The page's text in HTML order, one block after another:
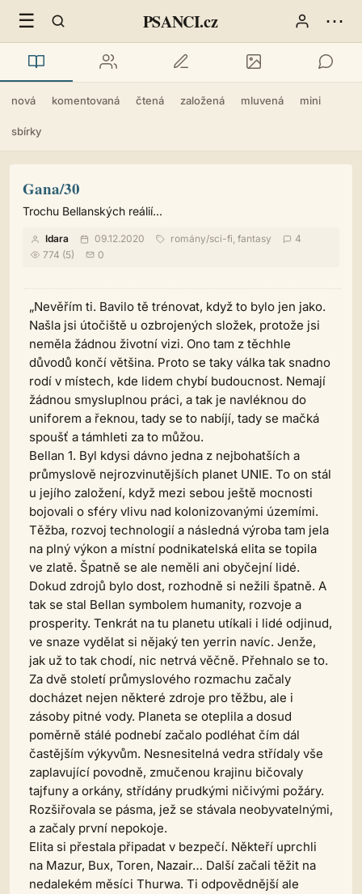
☰ PSANCI.cz ⋯
nová komentovaná čtená založená mluvená mini
sbírky
Gana/30
Trochu Bellanských reálií...
Idara 09.12.2020 romány/sci-fi, fantasy
4
774 (5)
0
„Nevěřím ti. Bavilo tě trénovat, když to bylo jen jako.
Našla jsi útočiště u ozbrojených složek, protože jsi
neměla žádnou životní vizi. Ono tam z těchhle
důvodů končí většina. Proto se taky válka tak snadno
rodí v místech, kde lidem chybí budoucnost. Nemají
žádnou smysluplnou práci, a tak je navléknou do
uniforem a řeknou, tady se to nabíjí, tady se mačká
spoušť a támhleti za to můžou.
Bellan 1. Byl kdysi dávno jedna z nejbohatších a
průmyslově nejrozvinutějších planet UNIE. To on stál
u jejího založení, když mezi sebou ještě mocnosti
bojovali o sféry vlivu nad kolonizovanými územími.
Těžba, rozvoj technologií a následná výroba tam jela
na plný výkon a místní podnikatelská elita se topila
ve zlatě. Špatně se ale neměli ani obyčejní lidé.
Dokud zdrojů bylo dost, rozhodně si nežili špatně. A
tak se stal Bellan symbolem humanity, rozvoje a
prosperity. Tenkrát na tu planetu utíkali i lidé odjinud,
ve snaze vydělat si nějaký ten yerrin navíc. Jenže,
jak už to tak chodí, nic netrvá věčně. Přehnalo se to.
Za dvě století průmyslového rozmachu začaly
docházet nejen některé zdroje pro těžbu, ale i
zásoby pitné vody. Planeta se oteplila a dosud
poměrně stálé podnebí začalo podléhat čím dál
častějším výkyvům. Nesnesitelná vedra střídaly vše
zaplavující povodně, zmučenou krajinu bičovaly
tajfuny a orkány, střídány prudkými ničivými požáry.
Rozšiřovala se pásma, jež se stávala neobyvatelnými,
a začaly první nepokoje.
Elita si přestala připadat v bezpečí. Někteří uprchli
na Mazur, Bux, Toren, Nazair… Další začali těžit na
nedalekém měsíci Thurwa. Ti odpovědnější ale